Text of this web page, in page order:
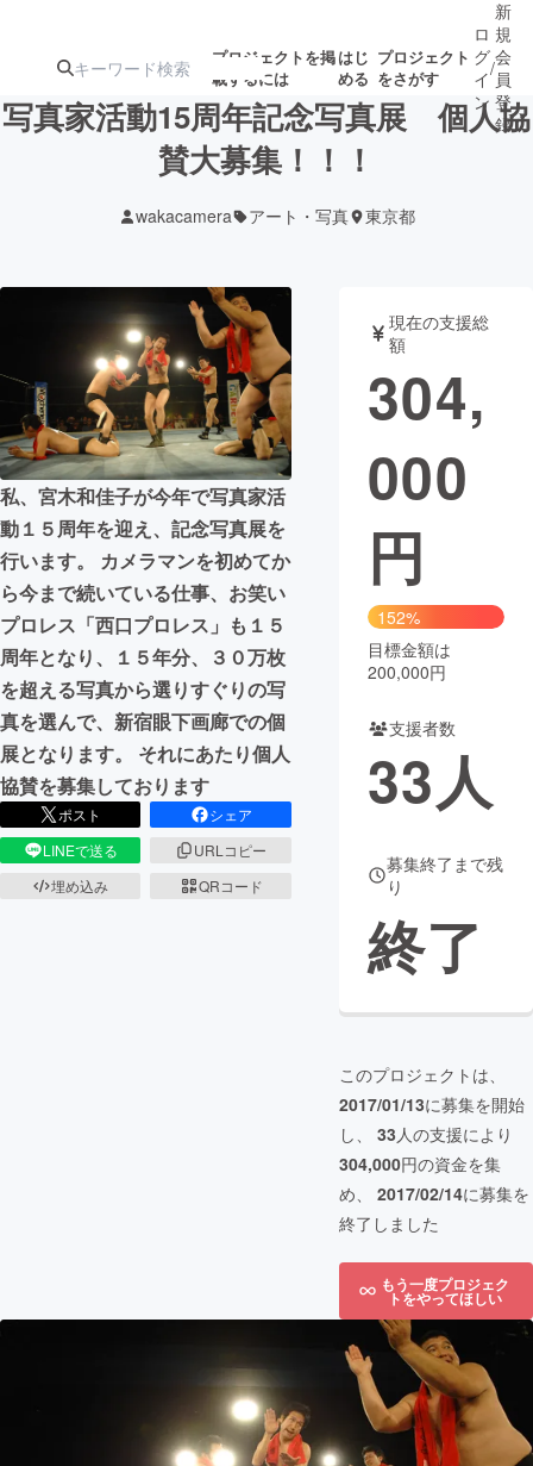
プロジェクトを掲
載するには
はじ
める
プロジェクト
をさがす
ターン
ジェクト
募集終了が近いプ
ロジェクト
アート・写真 音楽
テクノロジー・ガジェット ゲーム・サ
映像・映画
ビジネス・起業
まちづくり・地域活性化
CAMPFIRE for Social Good
CAMPFIRE Creation
CAMPFIREふるさと納税machi-ya コミュニティ
ロ
グ
イ
ン
/
新
規
会
員
登
録
写真家活動15周年記念写真展 個人協
賛大募集！！！
wakacamera アート・写真 東京都
私、宮木和佳子が今年で写真家活
動１５周年を迎え、記念写真展を
行います。 カメラマンを初めてか
ら今まで続いている仕事、お笑い
プロレス「西口プロレス」も１５
周年となり、１５年分、３０万枚
を超える写真から選りすぐりの写
真を選んで、新宿眼下画廊での個
展となります。 それにあたり個人
協賛を募集しております
ポスト
シェア
LINEで送る
URLコピー
埋め込み
QRコード
現在の支援総
額
304,
000
円
152%
目標金額は
200,000円
支援者数
33人
募集終了まで残
り
終了
このプロジェクトは、
2017/01/13に募集を開始
し、 33人の支援により
304,000円の資金を集
め、 2017/02/14に募集を
終了しました
もう一度プロジェク
トをやってほしい